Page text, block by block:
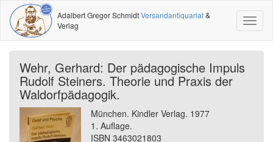
Adalbert Gregor SchmidtVersandantiquariat&
Verlag
Wehr, Gerhard: Der pädagogische Impuls
Rudolf Steiners. Theorie und Praxis der
Waldorfpädagogik.
München. Kindler Verlag. 1977
1. Auflage.
ISBN 3463021803